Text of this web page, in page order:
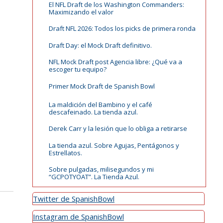
El NFL Draft de los Washington Commanders:
Maximizando el valor
Draft NFL 2026: Todos los picks de primera ronda
Draft Day: el Mock Draft definitivo.
NFL Mock Draft post Agencia libre: ¿Qué va a
escoger tu equipo?
Primer Mock Draft de Spanish Bowl
La maldición del Bambino y el café
descafeinado. La tienda azul.
Derek Carr y la lesión que lo obliga a retirarse
La tienda azul. Sobre Agujas, Pentágonos y
Estrellatos.
Sobre pulgadas, milisegundos y mi
“GCPOTYOAT”. La Tienda Azul.
Twitter de SpanishBowl
Instagram de SpanishBowl